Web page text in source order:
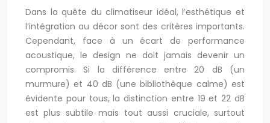
Dans la quête du climatiseur idéal, l’esthétique et
l’intégration au décor sont des critères importants.
Cependant, face à un écart de performance
acoustique, le design ne doit jamais devenir un
compromis. Si la différence entre 20 dB (un
murmure) et 40 dB (une bibliothèque calme) est
évidente pour tous, la distinction entre 19 et 22 dB
est plus subtile mais tout aussi cruciale, surtout